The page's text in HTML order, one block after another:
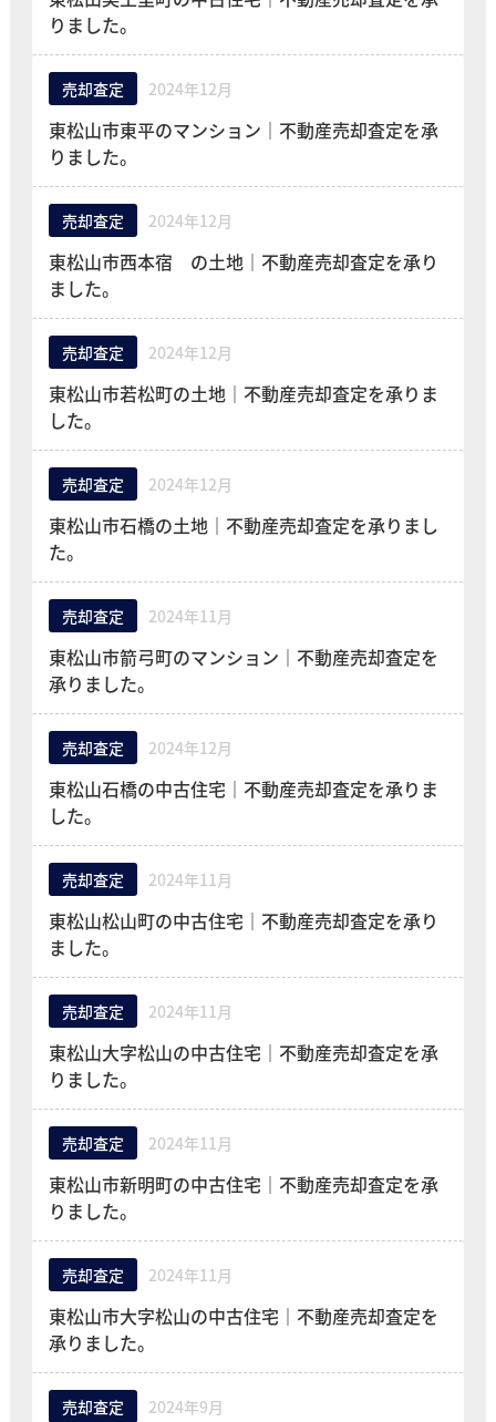
りました。
売却査定 2024年12月
東松山市東平のマンション｜不動産売却査定を承
りました。
売却査定 2024年12月
東松山市西本宿 の土地｜不動産売却査定を承り
ました。
売却査定 2024年12月
東松山市若松町の土地｜不動産売却査定を承りま
した。
売却査定 2024年12月
東松山市石橋の土地｜不動産売却査定を承りまし
た。
売却査定 2024年11月
東松山市箭弓町のマンション｜不動産売却査定を
承りました。
売却査定 2024年12月
東松山石橋の中古住宅｜不動産売却査定を承りま
した。
売却査定 2024年11月
東松山松山町の中古住宅｜不動産売却査定を承り
ました。
売却査定 2024年11月
東松山大字松山の中古住宅｜不動産売却査定を承
りました。
売却査定 2024年11月
東松山市新明町の中古住宅｜不動産売却査定を承
りました。
売却査定 2024年11月
東松山市大字松山の中古住宅｜不動産売却査定を
承りました。
売却査定 2024年9月